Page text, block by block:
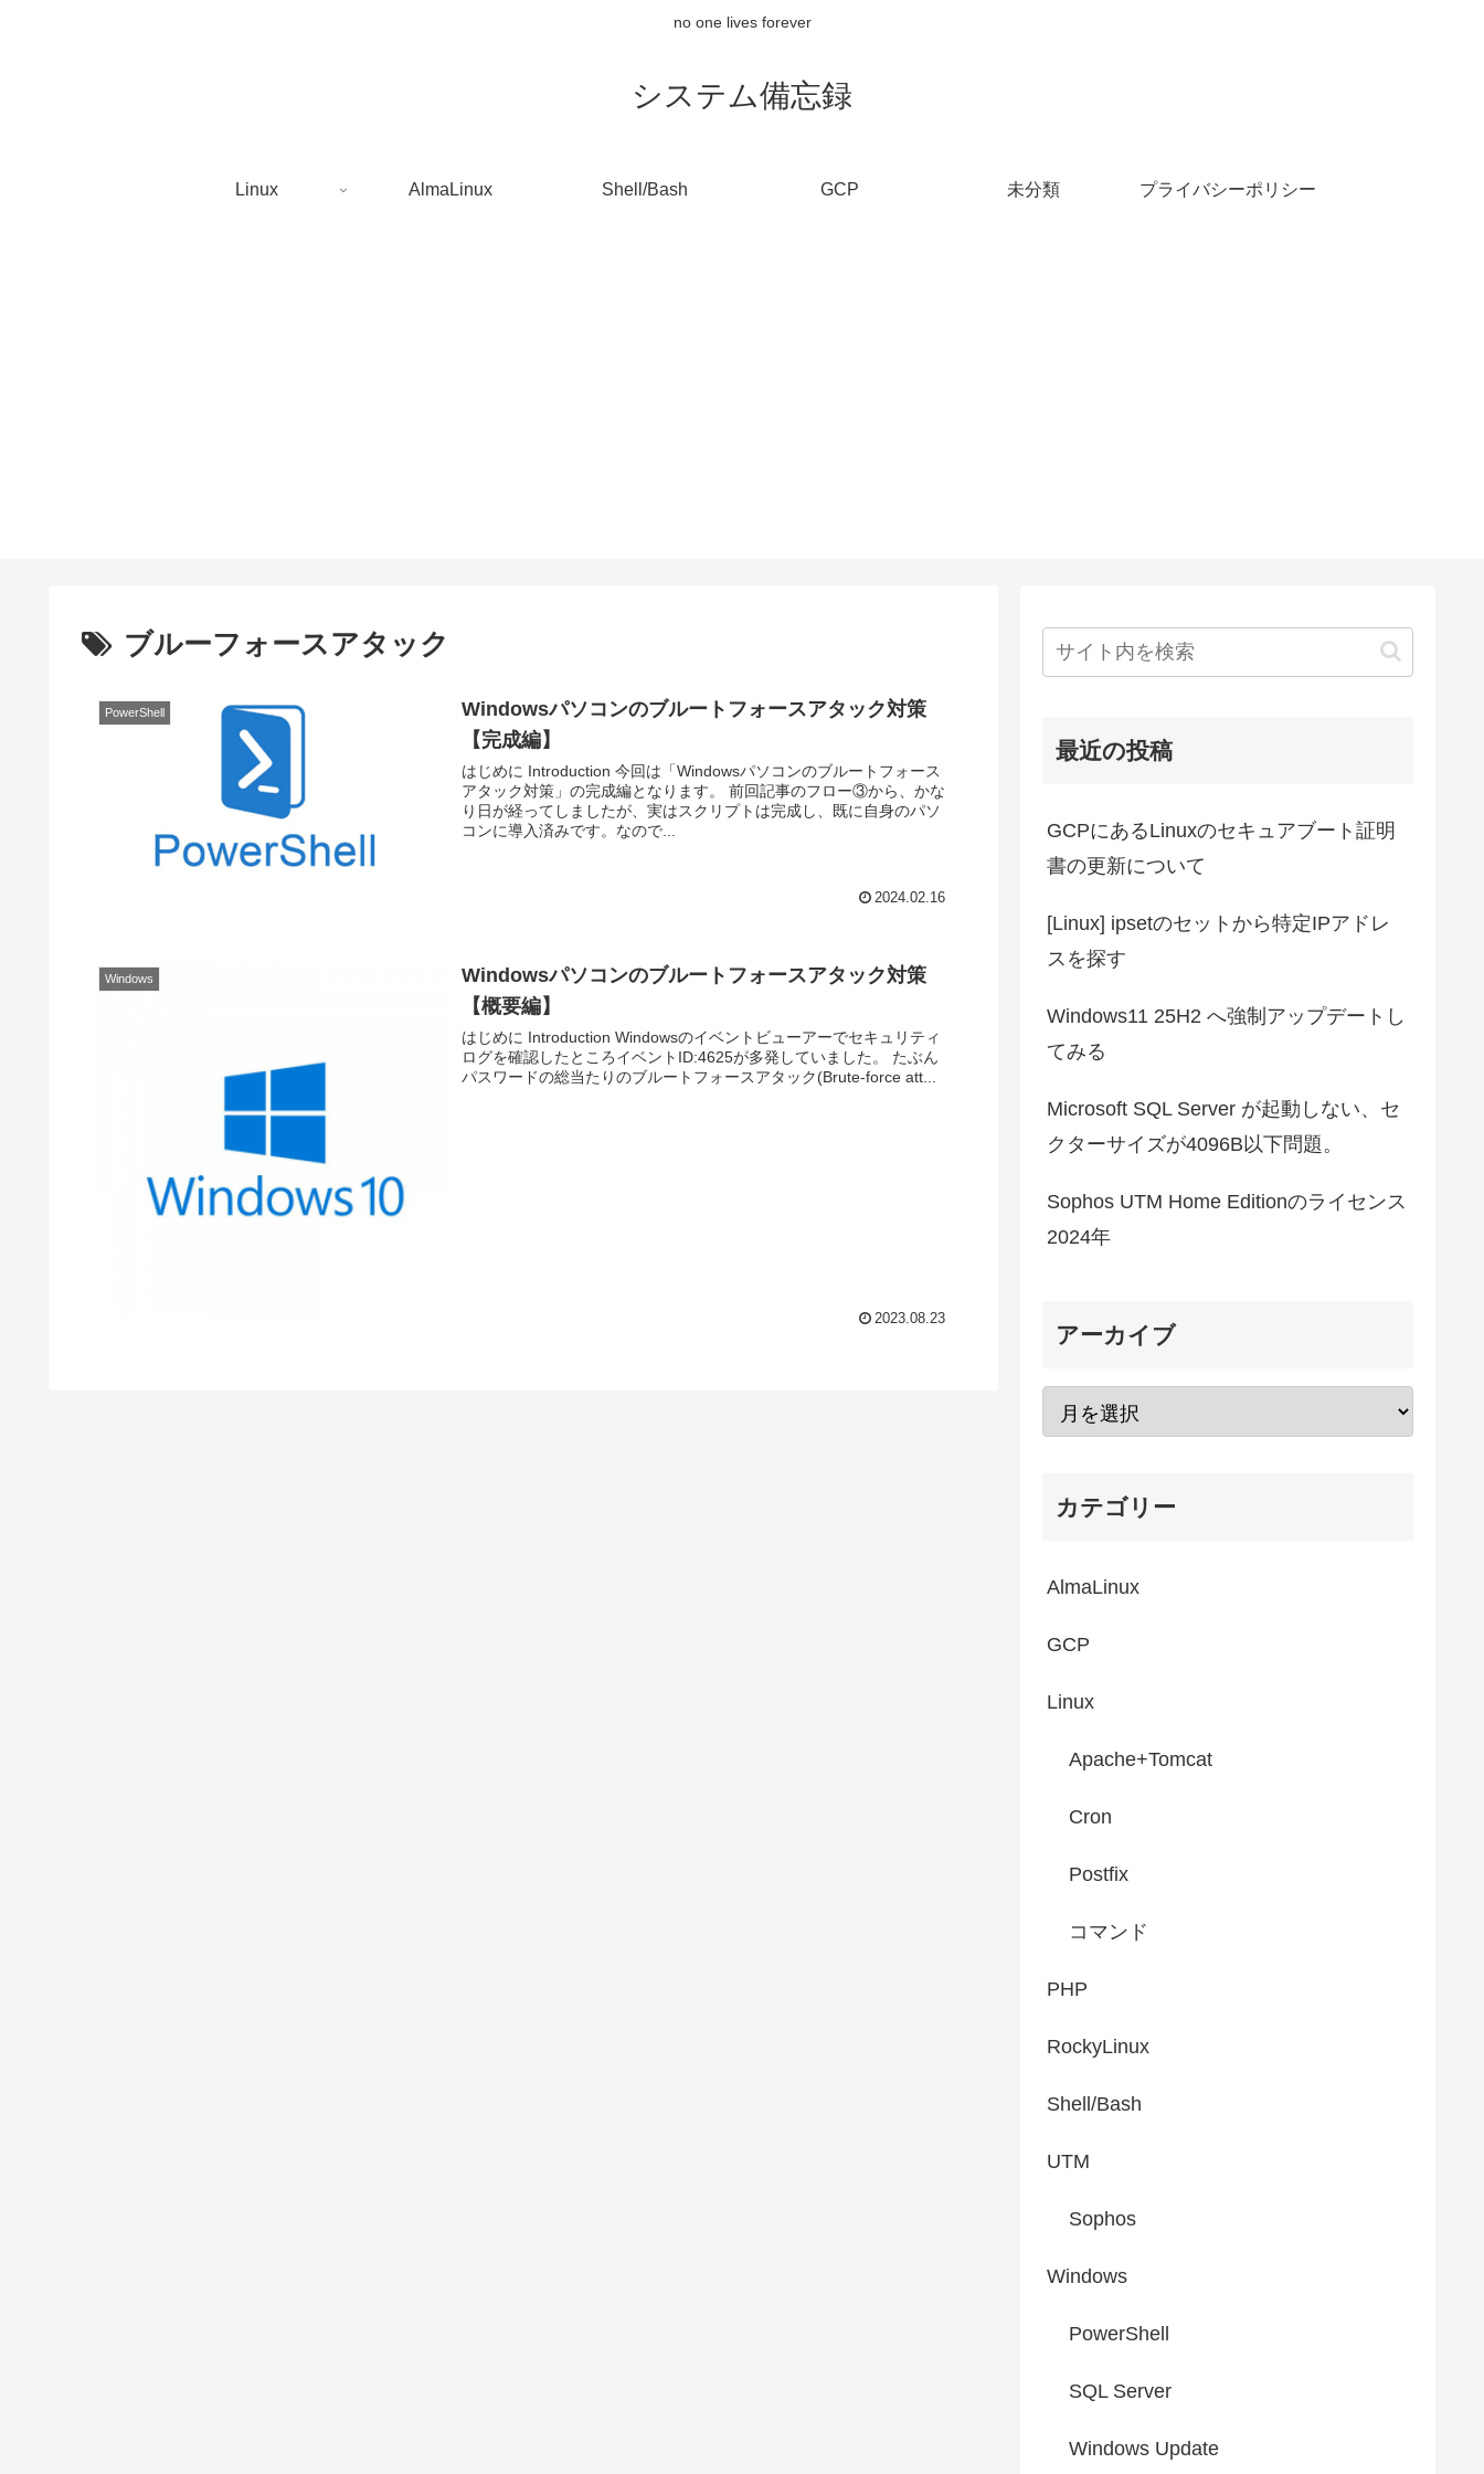
no one lives forever
システム備忘録
Linux AlmaLinux Shell/Bash GCP 未分類 プライバシーポリシー
ブルーフォースアタック
PowerShell
Windowsパソコンのブルートフォースアタック対策
【完成編】
はじめに Introduction 今回は「Windowsパソコンのブルートフォース
アタック対策」の完成編となります。 前回記事のフロー③から、かな
り日が経ってしましたが、実はスクリプトは完成し、既に自身のパソ
コンに導入済みです。なので...
2024.02.16
Windows
Windowsパソコンのブルートフォースアタック対策
【概要編】
はじめに Introduction Windowsのイベントビューアーでセキュリティ
ログを確認したところイベントID:4625が多発していました。 たぶん
パスワードの総当たりのブルートフォースアタック(Brute-force att...
2023.08.23
最近の投稿
GCPにあるLinuxのセキュアブート証明
書の更新について
[Linux] ipsetのセットから特定IPアドレ
スを探す
Windows11 25H2 へ強制アップデートし
てみる
Microsoft SQL Server が起動しない、セ
クターサイズが4096B以下問題。
Sophos UTM Home Editionのライセンス
2024年
アーカイブ
カテゴリー
AlmaLinux
GCP
Linux
Apache+Tomcat
Cron
Postfix
コマンド
PHP
RockyLinux
Shell/Bash
UTM
Sophos
Windows
PowerShell
SQL Server
Windows Update